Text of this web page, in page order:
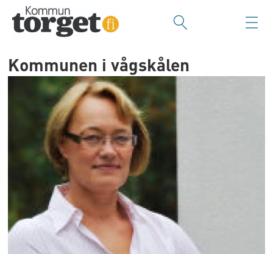
Kommunen i vågskålen